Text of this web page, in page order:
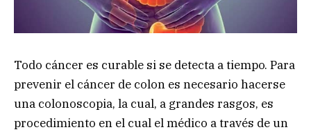
Todo cáncer es curable si se detecta a tiempo. Para
prevenir el cáncer de colon es necesario hacerse
una colonoscopia, la cual, a grandes rasgos, es
procedimiento en el cual el médico a través de un